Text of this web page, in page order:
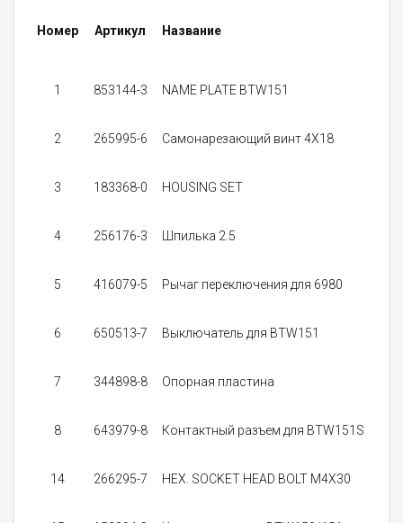
Номер Артикул Название
1 853144-3 NAME PLATE BTW151
2 265995-6 Самонарезающий винт 4X18
3 183368-0 HOUSING SET
4 256176-3 Шпилька 2.5
5 416079-5 Рычаг переключения для 6980
6 650513-7 Выключатель для BTW151
7 344898-8 Опорная пластина
8 643979-8 Контактный разъем для BTW151S
14 266295-7 HEX. SOCKET HEAD BOLT M4X30